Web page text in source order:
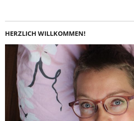
HERZLICH WILLKOMMEN!